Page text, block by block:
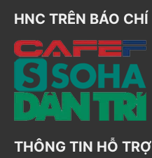
HNC TRÊN BÁO CHÍ
THÔNG TIN HỖ TRỢ